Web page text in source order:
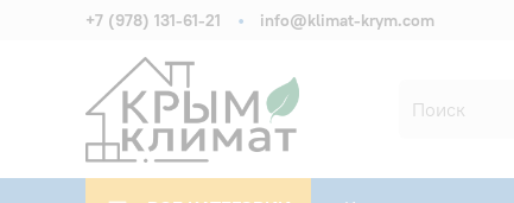
+7 (978) 131-61-21 info@klimat-krym.com